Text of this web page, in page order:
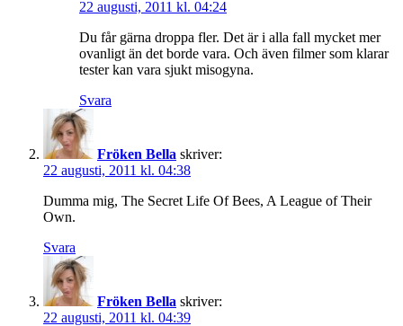
22 augusti, 2011 kl. 04:24
Du får gärna droppa fler. Det är i alla fall mycket mer
ovanligt än det borde vara. Och även filmer som klarar
tester kan vara sjukt misogyna.
Svara
Fröken Bella skriver:
22 augusti, 2011 kl. 04:38
Dumma mig, The Secret Life Of Bees, A League of Their
Own.
Svara
Fröken Bella skriver:
22 augusti, 2011 kl. 04:39